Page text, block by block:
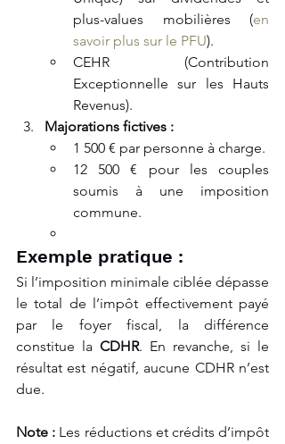
plus-values mobilières (en
savoir plus sur le PFU).
CEHR (Contribution
Exceptionnelle sur les Hauts
Revenus).
Majorations fictives :
1 500 € par personne à charge.
12 500 € pour les couples
soumis à une imposition
commune.
Exemple pratique :
Si l’imposition minimale ciblée dépasse
le total de l’impôt effectivement payé
par le foyer fiscal, la différence
constitue la CDHR. En revanche, si le
résultat est négatif, aucune CDHR n’est
due.
Note : Les réductions et crédits d’impôt